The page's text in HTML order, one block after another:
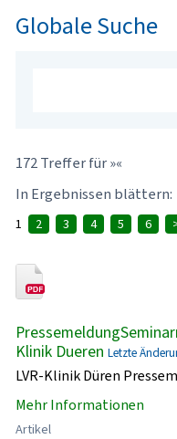
Globale Suche
172 Treffer für »«
In Ergebnissen blättern:
1 2 3 4 5 6
Klinik Dueren Letzte
LVR-Klinik Düren
Mehr Informationen
Artikel